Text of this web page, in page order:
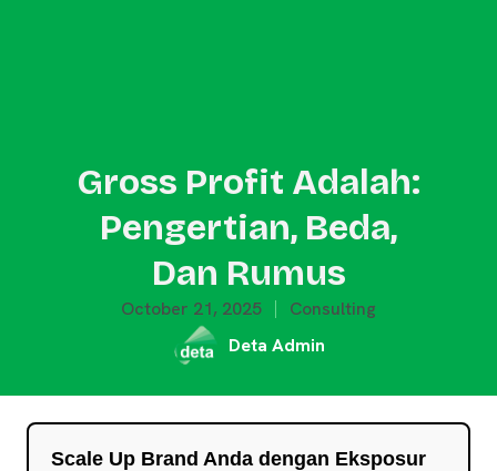
Gross Profit Adalah:
Pengertian, Beda,
Dan Rumus
October 21, 2025
Consulting
Deta Admin
Scale Up Brand Anda dengan Eksposur